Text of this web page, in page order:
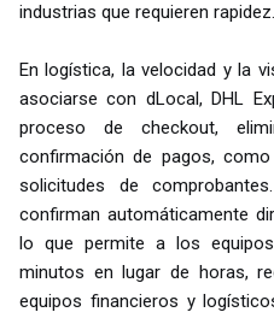
industrias que requieren rapidez.
En logística, la velocidad y la
asociarse con dLocal, DHL
proceso de checkout,
confirmación de pagos,
solicitudes de
confirman automáticamente
lo que permite a los
minutos en lugar de horas,
equipos financieros y